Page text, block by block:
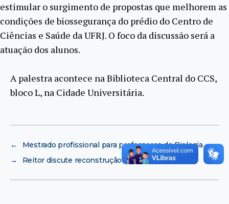
estimular o surgimento de propostas que melhorem as
condições de biossegurança do prédio do Centro de
Ciências e Saúde da UFRJ. O foco da discussão será a
atuação dos alunos.
A palestra acontece na Biblioteca Central do CCS,
bloco L, na Cidade Universitária.
←
Mestrado profissional para professores de Biologia
→
Reitor discute reconstrução de Capela